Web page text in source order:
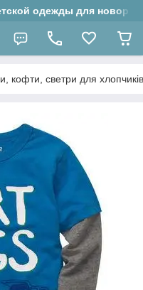
одежды для
кофти, светри для хлопчиків